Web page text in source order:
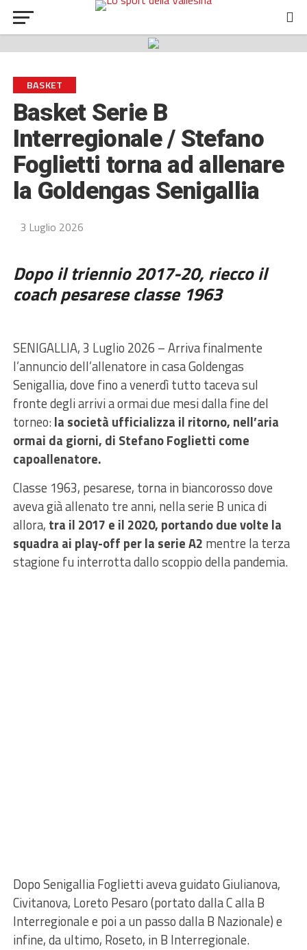
BASKET
Basket Serie B
Interregionale / Stefano
Foglietti torna ad allenare
la Goldengas Senigallia
3 Luglio 2026
Dopo il triennio 2017-20, riecco il
coach pesarese classe 1963
SENIGALLIA, 3 Luglio 2026 – Arriva finalmente
l’annuncio dell’allenatore in casa Goldengas
Senigallia, dove fino a venerdì tutto taceva sul
fronte degli arrivi a ormai due mesi dalla fine del
torneo:la società ufficializza il ritorno, nell’aria
ormai da giorni, di Stefano Foglietti come
capoallenatore.
Classe 1963, pesarese, torna in biancorosso dove
aveva già allenato tre anni, nella serie B unica di
allora, tra il 2017 e il 2020, portando due volte la
squadra ai play-off per la serie A2 mentre la terza
stagione fu interrotta dallo scoppio della pandemia.
Dopo Senigallia Foglietti aveva guidato Giulianova,
Civitanova, Loreto Pesaro (portato dalla C alla B
Interregionale e poi a un passo dalla B Nazionale) e
infine, da ultimo, Roseto, in B Interregionale.